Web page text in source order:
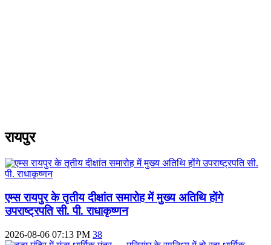
रायपुर
एम्स रायपुर के तृतीय दीक्षांत समारोह में मुख्य अतिथि होंगे
उपराष्ट्रपति सी. पी. राधाकृष्णन
2026-08-06 07:13 PM 38